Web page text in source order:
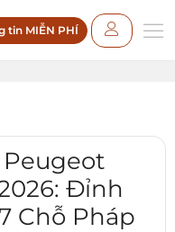
tin MIỄN PHÍ
Đỉnh
Chỗ Pháp